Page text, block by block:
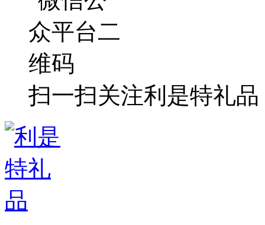
扫一扫关注利是特礼品